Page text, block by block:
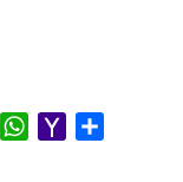
BloggerWhatsApp
Yahoo